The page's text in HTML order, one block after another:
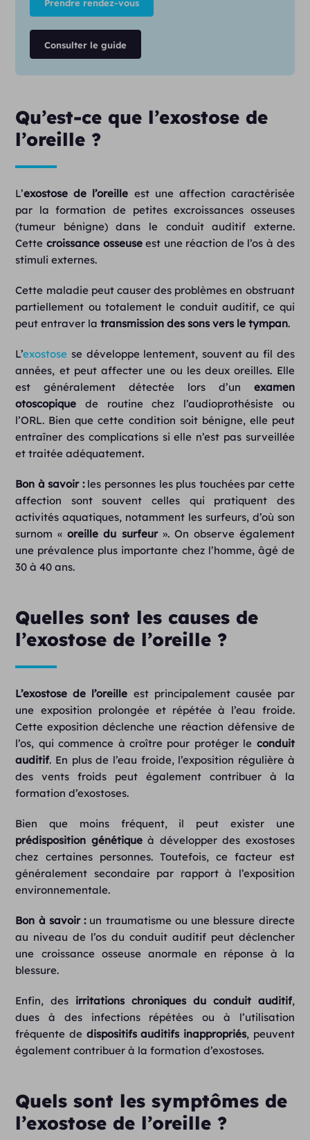
Prendre rendez-vous
Consulter le guide
Qu’est-ce que l’exostose de
l’oreille ?
L’exostose de l’oreille est une affection caractérisée
par la formation de petites excroissances osseuses
(tumeur bénigne) dans le conduit auditif externe.
Cette croissance osseuseest une réaction de l’os à des
stimuli externes.
Cette maladiepeut causer des problèmes en obstruant
partiellement ou totalement le conduit auditif, ce qui
peut entraver latransmission des sons vers le tympan.
L’exostose se développe lentement, souvent au fil des
années, et peut affecter une ou les deux oreilles. Elle
est généralement détectée lors d’un examen
otoscopiquede routine chez l’audioprothésiste ou
l’ORL. Bien que cette condition soit bénigne, elle peut
entraîner des complications si elle n’est pas surveillée
et traitée adéquatement.
Bon à savoir :les personnes les plus touchées par cette
affection sont souvent celles qui pratiquent des
activités aquatiques, notamment les surfeurs, d’où son
surnom «oreille du surfeur ». On observe également
une prévalence plus importante chez l’homme, âgé de
30 à 40 ans.
Quelles sont les causes de
l’exostose de l’oreille ?
L’exostose de l’oreille est principalement causée par
une exposition prolongée et répétée à l’eau froide.
Cette exposition déclenche une réaction défensive de
l’os, qui commence à croître pour protéger le conduit
auditif. En plus de l’eau froide, l’exposition régulière à
des vents froids peut également contribuer à la
formation d’exostoses.
Bien que moins fréquent, il peut exister une
prédisposition génétiqueà développer des exostoses
chez certaines personnes. Toutefois, ce facteur est
généralement secondaire par rapport à l’exposition
environnementale.
Bon à savoir :un traumatisme ou une blessure directe
au niveau de l’os du conduit auditif peut déclencher
une croissance osseuse anormale en réponse à la
blessure.
Enfin, des irritations chroniques du conduit auditif,
dues à des infections répétées ou à l’utilisation
fréquente de dispositifs auditifs inappropriés, peuvent
également contribuer à la formation d’exostoses.
Quels sont les symptômes de
l’exostose de l’oreille ?